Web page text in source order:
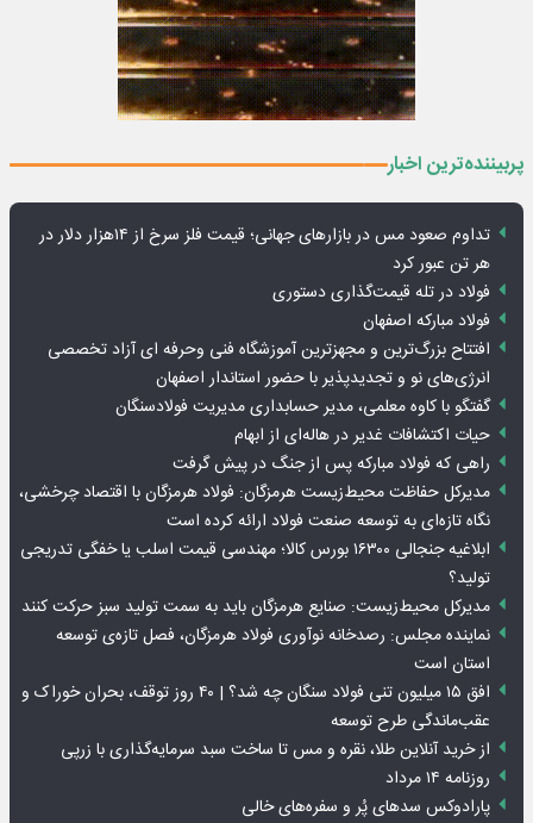
پربیننده‌ترین اخبار
تداوم صعود مس در بازارهای جهانی؛ قیمت فلز سرخ از ۱۴هزار دلار در
هر تن عبور کرد
فولاد در تله قیمت‌گذاری دستوری
فولاد مبارکه اصفهان
افتتاح بزرگ‌ترین و مجهزترین آموزشگاه فنی وحرفه ای آزاد تخصصی
انرژی‌های نو و تجدیدپذیر با حضور استاندار اصفهان
گفتگو با کاوه معلمی، مدیر حسابداری مدیریت فولادسنگان
حیات اکتشافات غدیر در هاله‌ای از ابهام
راهی که فولاد مبارکه پس از جنگ در پیش گرفت
مدیرکل حفاظت محیط‌زیست هرمزگان: فولاد هرمزگان با اقتصاد چرخشی،
نگاه تازه‌ای به توسعه صنعت فولاد ارائه کرده است
ابلاغیه جنجالی ۱۶۳۰۰ بورس کالا؛ مهندسی قیمت اسلب یا خفگی تدریجی
تولید؟
مدیرکل محیط‌زیست: صنایع هرمزگان باید به سمت تولید سبز حرکت کنند
نماینده مجلس: رصدخانه نوآوری فولاد هرمزگان، فصل تازه‌ی توسعه
استان است
افق ۱۵ میلیون تنی فولاد سنگان چه شد؟ | ۴۰ روز توقف، بحران خوراک و
عقب‌ماندگی طرح توسعه
از خرید آنلاین طلا، نقره و مس تا ساخت سبد سرمایه‌گذاری با زرپی
روزنامه ۱۴ مرداد
پارادوکس سدهای پُر و سفره‌های خالی